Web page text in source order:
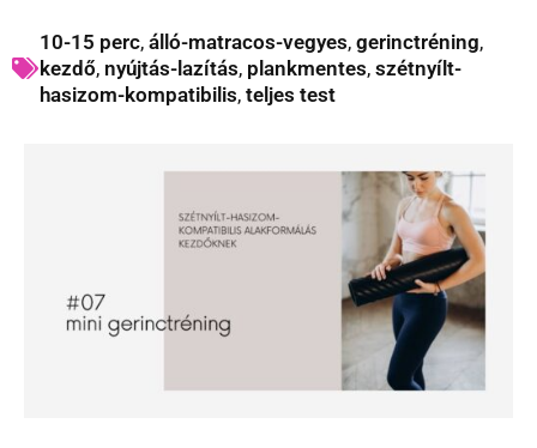
10-15 perc, álló-matracos-vegyes, gerinctréning,
kezdő, nyújtás-lazítás, plankmentes, szétnyílt-
hasizom-kompatibilis, teljes test